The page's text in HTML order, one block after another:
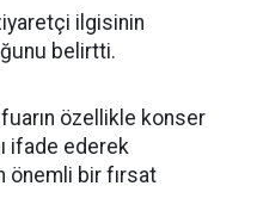
ilgisinin
belirtti.
özellikle konser
ifade ederek
önemli bir fırsat